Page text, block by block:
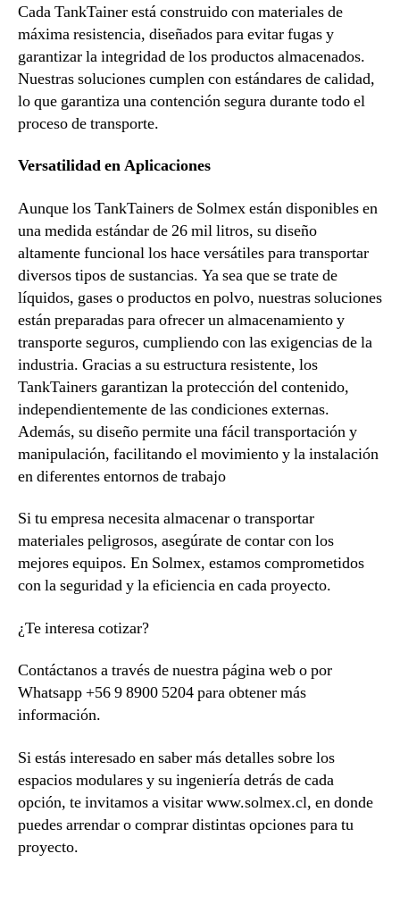
Cada TankTainer está construido con materiales de
máxima resistencia, diseñados para evitar fugas y
garantizar la integridad de los productos almacenados.
Nuestras soluciones cumplen con estándares de calidad,
lo que garantiza una contención segura durante todo el
proceso de transporte.
Versatilidad en Aplicaciones
Aunque los TankTainers de Solmex están disponibles en
una medida estándar de 26 mil litros, su diseño
altamente funcional los hace versátiles para transportar
diversos tipos de sustancias. Ya sea que se trate de
líquidos, gases o productos en polvo, nuestras soluciones
están preparadas para ofrecer un almacenamiento y
transporte seguros, cumpliendo con las exigencias de la
industria. Gracias a su estructura resistente, los
TankTainers garantizan la protección del contenido,
independientemente de las condiciones externas.
Además, su diseño permite una fácil transportación y
manipulación, facilitando el movimiento y la instalación
en diferentes entornos de trabajo
Si tu empresa necesita almacenar o transportar
materiales peligrosos, asegúrate de contar con los
mejores equipos. En Solmex, estamos comprometidos
con la seguridad y la eficiencia en cada proyecto.
¿Te interesa cotizar?
Contáctanos a través de nuestra página web o por
Whatsapp +56 9 8900 5204 para obtener más
información.
Si estás interesado en saber más detalles sobre los
espacios modulares y su ingeniería detrás de cada
opción, te invitamos a visitar www.solmex.cl, en donde
puedes arrendar o comprar distintas opciones para tu
proyecto.